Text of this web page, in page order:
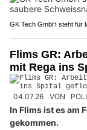
GK Tech GmbH steht für
Flims GR:
mit Rega ins
04.07.26 VON
In Flims ist es am
gekommen.